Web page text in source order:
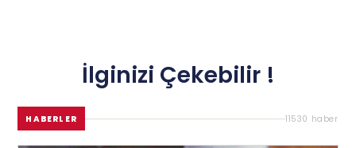
İlginizi Çekebilir !
HABERLER 11530 haber